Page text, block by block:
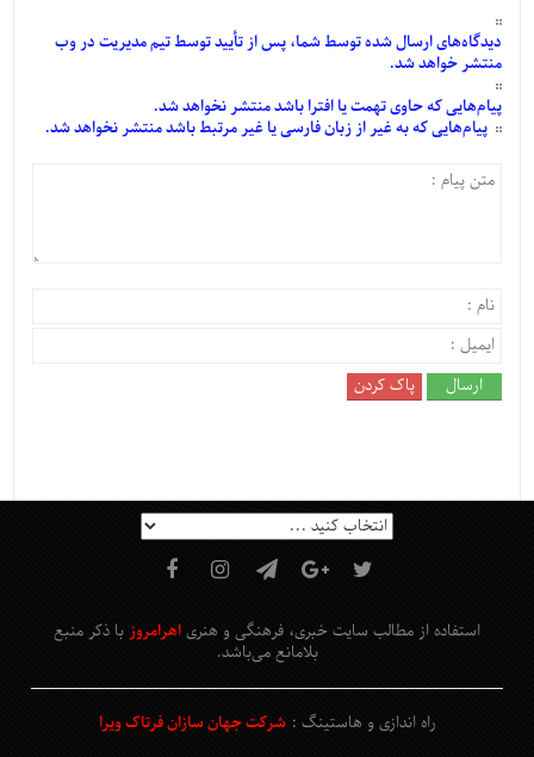
دیدگاه‌هایارسالشدهتوسط شما، پس ازتأییدتوسط تیم مدیریت در وب
منتشر خواهد شد.
پیام‌هاییکه حاوی تهمت یا افترا باشد منتشر نخواهد شد.
پیام‌هاییکه به غیر از زبان فارسی یا غیر مرتبط باشد منتشر نخواهد شد.
استفاده از مطالب سایت خبری، فرهنگی و هنری اهرامروز با ذکر منبع
بلامانع می‌باشد.
راه اندازی و هاستینگ :شرکت جهان سازان فرتاک ویرا